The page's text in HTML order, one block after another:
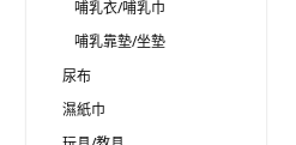
哺乳衣/哺乳巾
哺乳靠墊/坐墊
尿布
濕紙巾